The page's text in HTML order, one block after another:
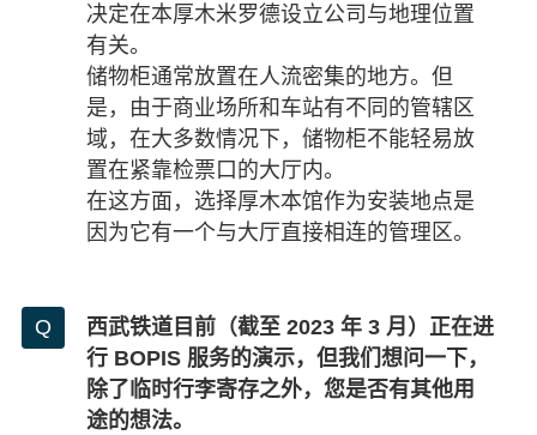
决定在本厚木米罗德设立公司与地理位置
有关。
储物柜通常放置在人流密集的地方。但
是，由于商业场所和车站有不同的管辖区
域，在大多数情况下，储物柜不能轻易放
置在紧靠检票口的大厅内。
在这方面，选择厚木本馆作为安装地点是
因为它有一个与大厅直接相连的管理区。
西武铁道目前（截至 2023 年 3 月）正在进
行 BOPIS 服务的演示，但我们想问一下，
除了临时行李寄存之外，您是否有其他用
途的想法。